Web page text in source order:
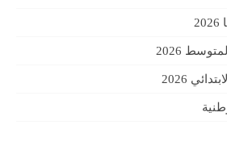
2026
2026